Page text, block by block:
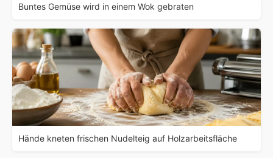
Buntes Gemüse wird in einem Wok gebraten
Hände kneten frischen Nudelteig auf Holzarbeitsfläche